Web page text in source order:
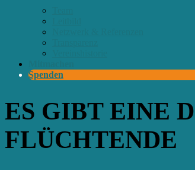
Spenden
ES GIBT EINE
FLÜCHTENDE